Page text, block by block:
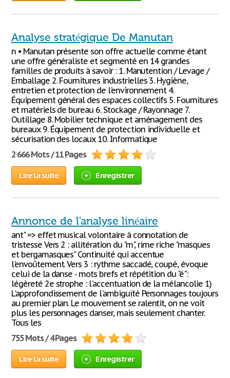
Analyse stratégique De Manutan
n • Manutan présente son offre actuelle comme étant
une offre généraliste et segmenté en 14 grandes
familles de produits à savoir : 1. Manutention / Levage /
Emballage 2. Fournitures industrielles 3. Hygiène,
entretien et protection de l'environnement 4.
Équipement général des espaces collectifs 5. Fournitures
et matériels de bureau 6. Stockage / Rayonnage 7.
Outillage 8. Mobilier technique et aménagement des
bureaux 9. Équipement de protection individuelle et
sécurisation des locaux 10. Informatique
2 666 Mots / 11 Pages
Lire la suite Enregistrer
Annonce de l'analyse linéaire
ant" => effet musical volontaire à connotation de
tristesse Vers 2 : allitération du "m", rime riche "masques
et bergamasques" Continuité qui accentue
l'envoûtement. Vers 3 : rythme saccadé, coupé, évoque
celui de la danse - mots brefs et répétition du "é":
légèreté 2e strophe : l'accentuation de la mélancolie 1)
L'approfondissement de l'ambiguïté Personnages toujours
au premier plan. Le mouvement se ralentit, on ne voit
plus les personnages danser, mais seulement chanter.
Tous les
755 Mots / 4 Pages
Lire la suite Enregistrer